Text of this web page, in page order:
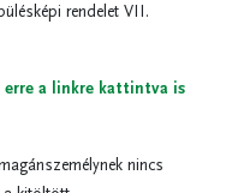
rendelet VII.
a linkre kattintva is
nincs